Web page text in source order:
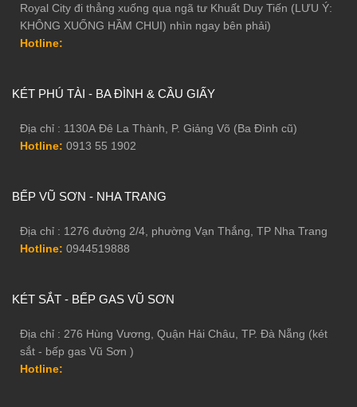
Royal City đi thẳng xuống qua ngã tư Khuất Duy Tiến (LƯU Ý:
KHÔNG XUỐNG HẦM CHUI) nhìn ngay bên phải)
Hotline:
KÉT PHÚ TÀI - BA ĐÌNH & CẦU GIẤY
Địa chỉ : 1130A Đê La Thành, P. Giảng Võ (Ba Đình cũ)
Hotline: 0913 55 1902
BẾP VŨ SƠN - NHA TRANG
Địa chỉ : 1276 đường 2/4, phường Vạn Thắng, TP Nha Trang
Hotline: 0944519888
KÉT SẮT - BẾP GAS VŨ SƠN
Địa chỉ : 276 Hùng Vương, Quận Hải Châu, TP. Đà Nẵng (két
sắt - bếp gas Vũ Sơn )
Hotline: